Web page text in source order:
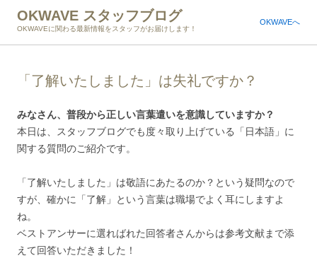
OKWAVE スタッフブログ
OKWAVEに関わる最新情報をスタッフがお届けします！
OKWAVEへ
「了解いたしました」は失礼ですか？
みなさん、普段から正しい言葉遣いを意識していますか？
本日は、スタッフブログでも度々取り上げている「日本語」に
関する質問のご紹介です。
「了解いたしました」は敬語にあたるのか？という疑問なので
すが、確かに「了解」という言葉は職場でよく耳にしますよ
ね。
ベストアンサーに選ればれた回答者さんからは参考文献まで添
えて回答いただきました！